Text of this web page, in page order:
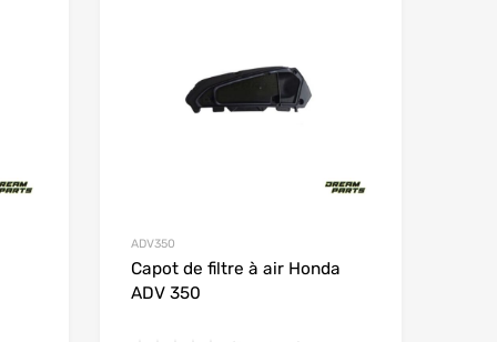
ADV350
Capot de filtre à air Honda
ADV 350